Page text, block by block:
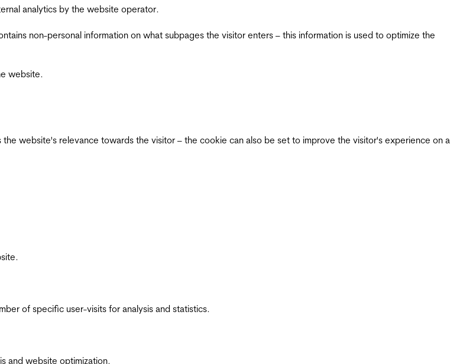
analytics by the website operator.
non-personal information on what subpages the visitor enters – this information is used to optimize the
website.
website's relevance towards the visitor – the cookie can also be set to improve the visitor's experience on a
of specific user-visits for analysis and statistics.
and website optimization.